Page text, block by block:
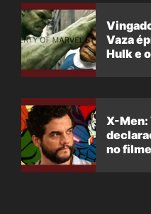
Vaza
Hulk e
X-Men:
no